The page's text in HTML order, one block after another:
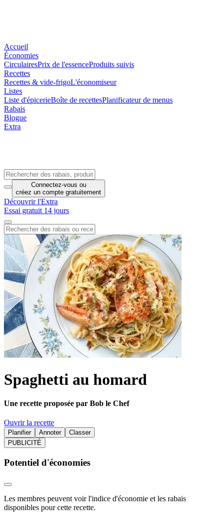
Accueil
Économies
CirculairesPrix de l'essenceProduits suivis
Recettes
Recettes & vide-frigoL'économiseur
Listes
Liste d'épicerieBoîte de recettesPlanificateur de menus
Rabais
Blogue
Extra
Connectez-vous ou
créez un compte gratuitement
Découvrir l'Extra
Essai gratuit 14 jours
Spaghetti au homard
Une recette proposée par Bob le Chef
Ouvrir la recette
Planifier Annoter
Classer
PUBLICITÉ
Potentiel d'économies
Les membres peuvent voir l'indice d'économie et les rabais
disponibles pour cette recette.